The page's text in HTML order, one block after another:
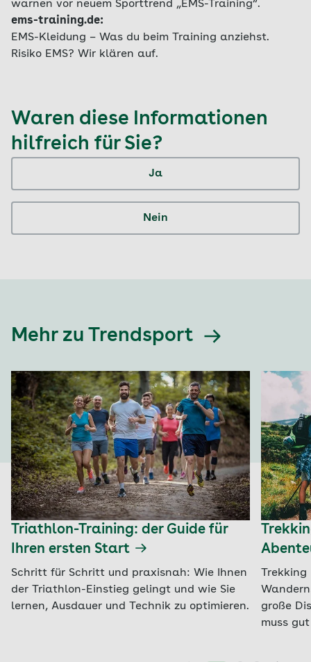
warnen vor neuem Sporttrend „EMS-Training“.
ems-training.de:
EMS-Kleidung – Was du beim Training anziehst.
Risiko EMS? Wir klären auf.
Waren diese Informationen
hilfreich für Sie?
Ja
Nein
Mehr zu Trendsport
Triathlon-Training: der Guide für
Ihren ersten Start
Schritt für Schritt und praxisnah: Wie Ihnen
der Triathlon-Einstieg gelingt und wie Sie
lernen, Ausdauer und Technik zu optimieren.
große
muss